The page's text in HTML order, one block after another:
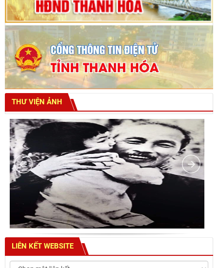
THƯ VIỆN ẢNH
LIÊN KẾT WEBSITE